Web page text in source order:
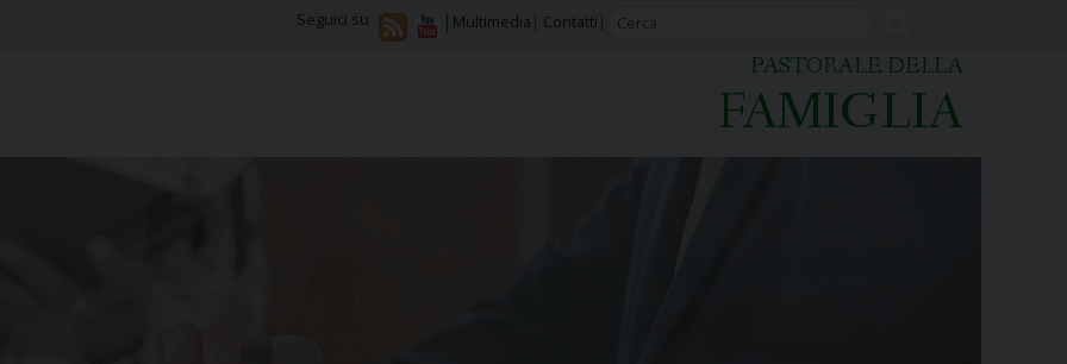
Multimedia Contatti
Seguici su
PASTORALE DELLA
FAMIGLIA